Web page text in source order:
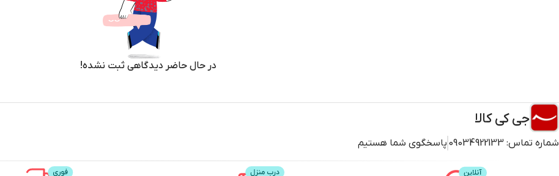
در حال حاضر دیدگاهی ثبت نشده!
جی کی کالا
شماره تماس: 09034922133 پاسخگوی شما هستیم